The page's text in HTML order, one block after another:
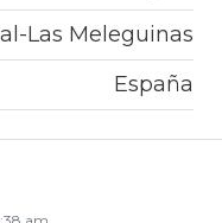
Las Meleguinas
España